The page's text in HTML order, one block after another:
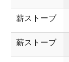
薪ストーブ
薪ストーブ